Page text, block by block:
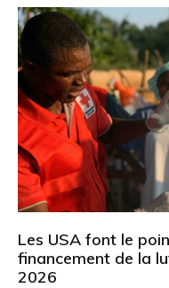
Les USA font le
financement de la
2026